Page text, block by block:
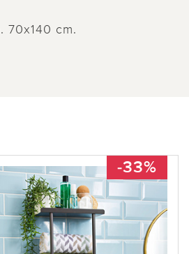
70x140 cm.
-33%